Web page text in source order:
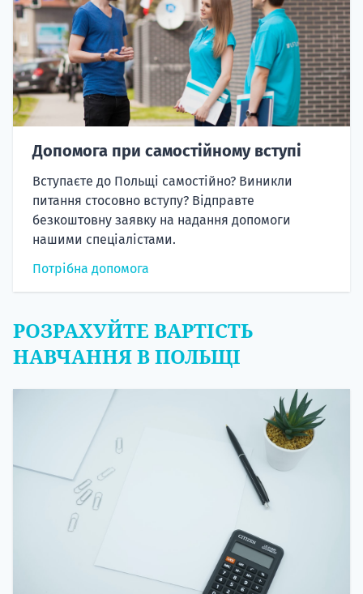
Допомога при самостійному вступі
Вступаєте до Польщі самостійно? Виникли
питання стосовно вступу? Відправте
безкоштовну заявку на надання допомоги
нашими спеціалістами.
Потрібна допомога
РОЗРАХУЙТЕ ВАРТІСТЬ
НАВЧАННЯ В ПОЛЬЩІ